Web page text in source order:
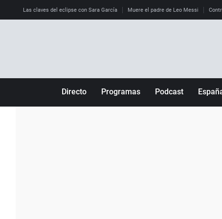
Las claves del eclipse con Sara García Muere el padre de Leo Messi
Directo Programas Podcast